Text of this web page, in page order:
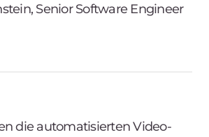
Senior Software Engineer
die automatisierten Video-